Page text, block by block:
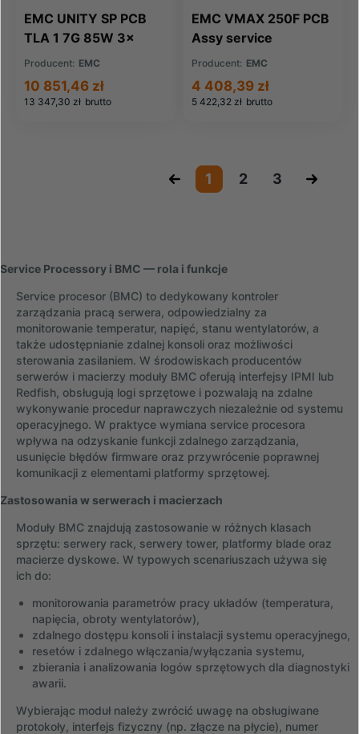
EMC UNITY SP PCB
TLA 1 7G 85W 3x
16GB memory (303-
297-012C)
Producent: EMC
13 347,30 zł brutto
10 851,46 zł
EMC VMAX 250F PCB
Assy service
processor (110-324-
303)
Producent: EMC
5 422,32 zł brutto
4 408,39 zł
« 1 2 3 »
Service Processory i BMC — rola i funkcje
Service procesor (BMC) to dedykowany kontroler
zarządzania pracą serwera, odpowiedzialny za
monitorowanie temperatur, napięć, stanu wentylatorów, a
także udostępnianie zdalnej konsoli oraz możliwości
sterowania zasilaniem. W środowiskach producentów
serwerów i macierzy moduły BMC oferują interfejsy IPMI lub
Redfish, obsługują logi sprzętowe i pozwalają na zdalne
wykonywanie procedur naprawczych niezależnie od systemu
operacyjnego. W praktyce wymiana service procesora
wpływa na odzyskanie funkcji zdalnego zarządzania,
usunięcie błędów firmware oraz przywrócenie poprawnej
komunikacji z elementami platformy sprzętowej.
Zastosowania w serwerach i macierzach
Moduły BMC znajdują zastosowanie w różnych klasach
sprzętu: serwery rack, serwery tower, platformy blade oraz
macierze dyskowe. W typowych scenariuszach używa się
ich do:
monitorowania parametrów pracy układów (temperatura,
napięcia, obroty wentylatorów),
zdalnego dostępu konsoli i instalacji systemu operacyjnego,
resetów i zdalnego włączania/wyłączania systemu,
zbierania i analizowania logów sprzętowych dla diagnostyki
awarii.
Wybierając moduł należy zwrócić uwagę na obsługiwane
protokoły, interfejs fizyczny (np. złącze na płycie), numer